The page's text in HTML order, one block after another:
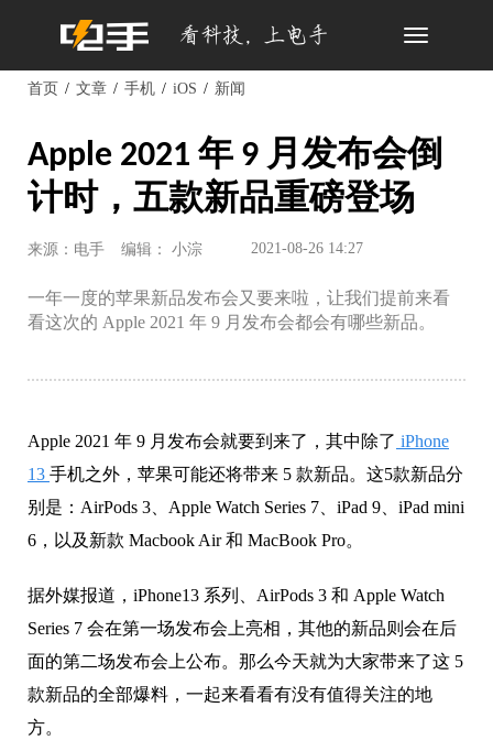
Toggle
首页 文章 手机 iOS 新闻
Apple 2021 年 9 月发布会倒
计时，五款新品重磅登场
来源：电手 编辑： 小淙 2021-08-26 14:27
一年一度的苹果新品发布会又要来啦，让我们提前来看
看这次的 Apple 2021 年 9 月发布会都会有哪些新品。
Apple 2021 年 9 月发布会就要到来了，其中除了 iPhone
13 手机之外，苹果可能还将带来 5 款新品。这5款新品分
别是：AirPods 3、Apple Watch Series 7、iPad 9、iPad mini
6，以及新款 Macbook Air 和 MacBook Pro。
据外媒报道，iPhone13 系列、AirPods 3 和 Apple Watch
Series 7 会在第一场发布会上亮相，其他的新品则会在后
面的第二场发布会上公布。那么今天就为大家带来了这 5
款新品的全部爆料，一起来看看有没有值得关注的地
方。